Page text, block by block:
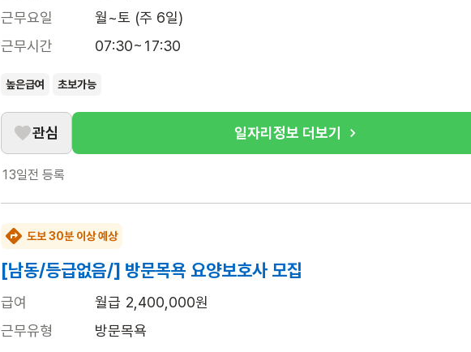
근무요일
월~토 (주 6일)
근무시간
07:30~17:30
높은급여 초보가능
관심 일자리정보 더보기
13일전 등록
도보 30분 이상 예상
[남동/등급없음/] 방문목욕 요양보호사 모집
급여
월급 2,400,000원
근무유형
방문목욕